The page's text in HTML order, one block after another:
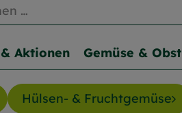
Aktionen Gemüse & Obst
Hülsen- & Fruchtgemüse